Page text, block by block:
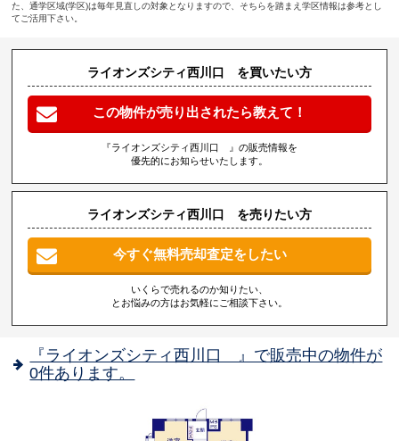
た、通学区域(学区)は毎年見直しの対象となりますので、そちらを踏まえ学区情報は参考とし
てご活用下さい。
ライオンズシティ西川口 を買いたい方
この物件が売り出されたら教えて！
『ライオンズシティ西川口 』の販売情報を
優先的にお知らせいたします。
ライオンズシティ西川口 を売りたい方
今すぐ無料売却査定をしたい
いくらで売れるのか知りたい、
とお悩みの方はお気軽にご相談下さい。
『ライオンズシティ西川口 』で販売中の物件が
0件あります。